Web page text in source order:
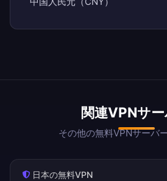
関連VPNサ
その他の無料VPNサーバ
日本の無料VPN